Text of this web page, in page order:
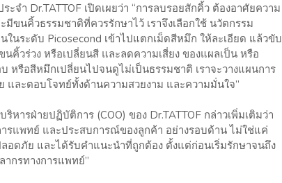
ำ Dr.TATTOF เปิดเผยว่า “การลบรอยสักคิ้ว ต้องอาศัยความ
ขนคิ้วธรรมชาติที่ควรรักษาไว้ เราจึงเลือกใช้ นวัตกรรม
ในระดับ Picosecond เข้าไปแตกเม็ดสีหมึก ให้ละเอียด แล้วขับ
คิ้วร่วง หรือเปลี่ยนสี และลดความเสี่ยง ของแผลเป็น หรือ
หรือสีหมึกเปลี่ยนไปจนดูไม่เป็นธรรมชาติ เราจะวางแผนการ
ละตอบโจทย์ทั้งด้านความสวยงาม และความมั่นใจ”
ายปฏิบัติการ (COO) ของ Dr.TATTOF กล่าวเพิ่มเติมว่า
รแพทย์ และประสบการณ์ของลูกค้า อย่างรอบด้าน ไม่ใช่แค่
อดภัย และได้รับคำแนะนำที่ถูกต้อง ตั้งแต่ก่อนเริ่มรักษาจนถึง
กรทางการแพทย์”